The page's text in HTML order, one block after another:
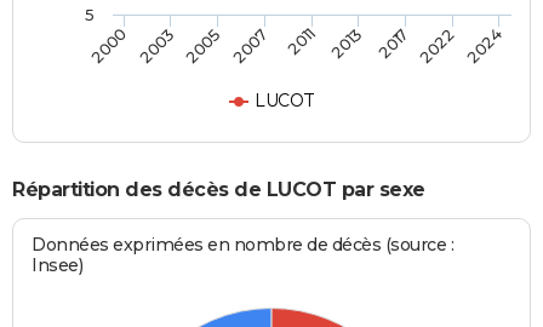
LUCOT
2000 2003 2005 2007 2011 2013 2017 2022 2024
5
Répartition des décès de LUCOT par sexe
Données exprimées en nombre de décès (source :
Insee)